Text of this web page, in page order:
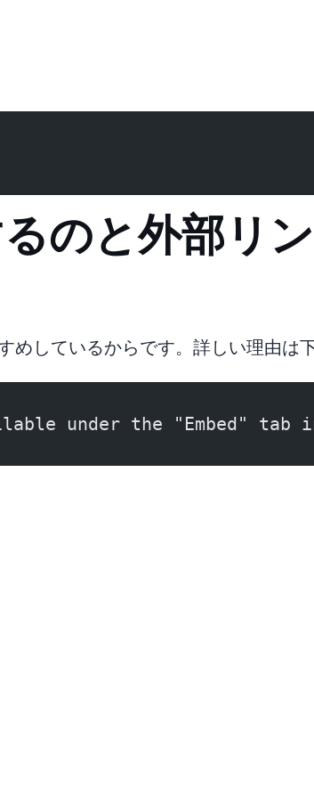
のと外部リ
おすすめしているからです。 詳しい理
under the "Embed"